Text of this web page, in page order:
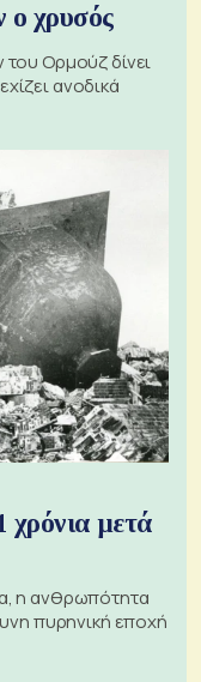
ο χρυσός
του Ορμούζ δίνει
ανοδικά
χρόνια μετά
η ανθρωπότητα
πυρηνική εποχή